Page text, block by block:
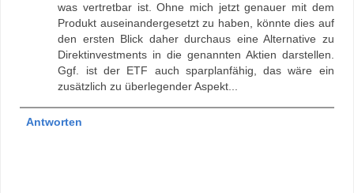
was vertretbar ist. Ohne mich jetzt genauer mit dem
Produkt auseinandergesetzt zu haben, könnte dies auf
den ersten Blick daher durchaus eine Alternative zu
Direktinvestments in die genannten Aktien darstellen.
Ggf. ist der ETF auch sparplanfähig, das wäre ein
zusätzlich zu überlegender Aspekt...
Antworten